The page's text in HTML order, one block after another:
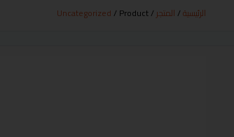
الرئيسية/ المتجر /
Uncategorized / Product